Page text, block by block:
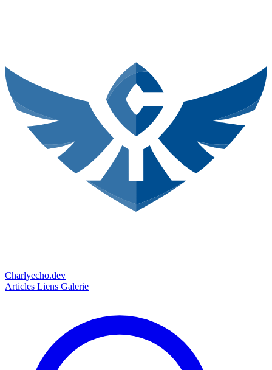
Charlyecho.dev
Articles Liens Galerie